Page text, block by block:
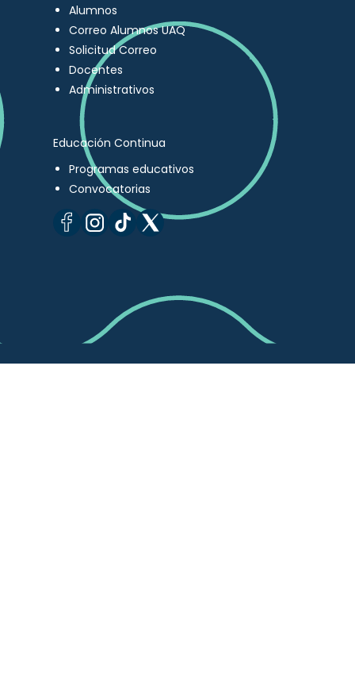
Alumnos
Correo Alumnos UAQ
Solicitud Correo
Docentes
Administrativos
Educación Continua
Programas educativos
Convocatorias